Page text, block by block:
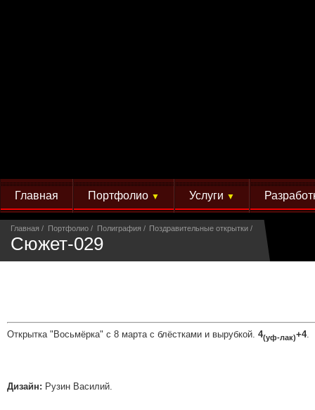
Главная Портфолио ▼ Услуги ▼
Главная Портфолио Полиграфия Поздравительные открытки
Сюжет-029
Открытка "Восьмёрка" с 8 марта с блёстками и вырубкой. 4(уф-лак)+4.
Дизайн: Рузин Василий.